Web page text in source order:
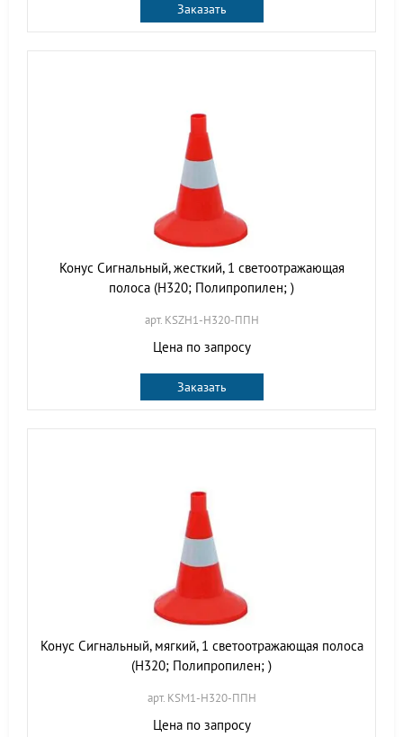
Заказать
Конус Сигнальный, жесткий, 1 светоотражающая
полоса (H320; Полипропилен; )
арт. KSZH1-H320-ППН
Цена по запросу
Заказать
Конус Сигнальный, мягкий, 1 светоотражающая полоса
(H320; Полипропилен; )
арт. KSM1-H320-ППН
Цена по запросу